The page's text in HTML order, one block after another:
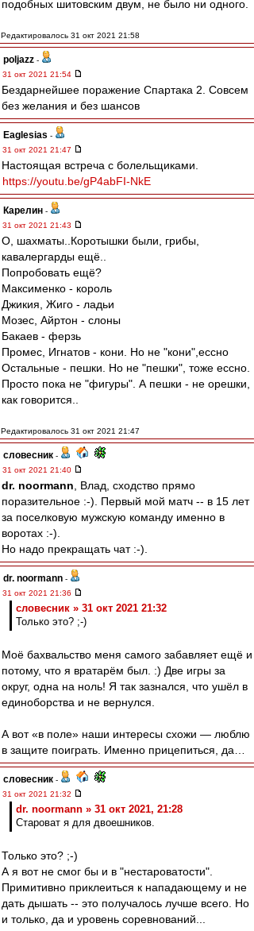
подобных шитовским двум, не было ни одного.
Редактировалось 31 окт 2021 21:58
poljazz -
31 окт 2021 21:54
Бездарнейшее поражение Спартака 2. Совсем
без желания и без шансов
Eaglesias -
31 окт 2021 21:47
Настоящая встреча с болельщиками.
https://youtu.be/gP4abFI-NkE
Карелин -
31 окт 2021 21:43
О, шахматы..Коротышки были, грибы,
кавалергарды ещё..
Попробовать ещё?
Максименко - король
Джикия, Жиго - ладьи
Мозес, Айртон - слоны
Бакаев - ферзь
Промес, Игнатов - кони. Но не "кони",ессно
Остальные - пешки. Но не "пешки", тоже ессно.
Просто пока не "фигуры". А пешки - не орешки,
как говорится..
Редактировалось 31 окт 2021 21:47
словесник -
31 окт 2021 21:40
dr. noormann , Влад, сходство прямо
поразительное :-). Первый мой матч -- в 15 лет
за поселковую мужскую команду именно в
воротах :-).
Но надо прекращать чат :-).
dr. noormann -
31 окт 2021 21:36
словесник » 31 окт 2021 21:32
Только это? ;-)
Моё бахвальство меня самого забавляет ещё и
потому, что я вратарём был. :) Две игры за
округ, одна на ноль! Я так зазнался, что ушёл в
единоборства и не вернулся.
А вот «в поле» наши интересы схожи — люблю
в защите поиграть. Именно прицепиться, да…
словесник -
31 окт 2021 21:32
dr. noormann » 31 окт 2021, 21:28
Староват я для двоешников.
Только это? ;-)
А я вот не смог бы и в "нестароватости".
Примитивно приклеиться к нападающему и не
дать дышать -- это получалось лучше всего. Но
и только, да и уровень соревнований...